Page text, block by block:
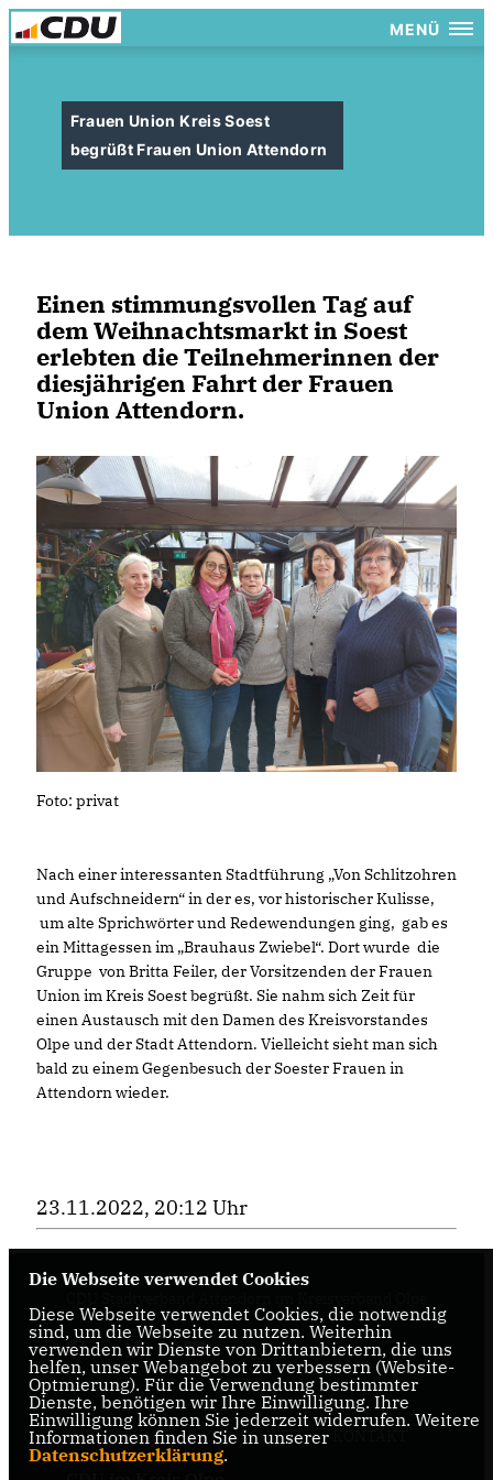
MENÜ
Frauen Union Kreis Soest
begrüßt Frauen Union Attendorn
Einen stimmungsvollen Tag auf
dem Weihnachtsmarkt in Soest
erlebten die Teilnehmerinnen der
diesjährigen Fahrt der Frauen
Union Attendorn.
Foto: privat
Nach einer interessanten Stadtführung „Von Schlitzohren
und Aufschneidern“ in der es, vor historischer Kulisse,
um alte Sprichwörter und Redewendungen ging, gab es
ein Mittagessen im „Brauhaus Zwiebel“. Dort wurde die
Gruppe von Britta Feiler, der Vorsitzenden der Frauen
Union im Kreis Soest begrüßt. Sie nahm sich Zeit für
einen Austausch mit den Damen des Kreisvorstandes
Olpe und der Stadt Attendorn. Vielleicht sieht man sich
bald zu einem Gegenbesuch der Soester Frauen in
Attendorn wieder.
23.11.2022, 20:12 Uhr
IMPRESSUM DATENSCHUTZ
Die Webseite verwendet Cookies
Diese Webseite verwendet Cookies, die notwendig
sind, um die Webseite zu nutzen. Weiterhin
verwenden wir Dienste von Drittanbietern, die uns
helfen, unser Webangebot zu verbessern (Website-
Optmierung). Für die Verwendung bestimmter
Dienste, benötigen wir Ihre Einwilligung. Ihre
Einwilligung können Sie jederzeit widerrufen. Weitere
Informationen finden Sie in unserer
Datenschutzerklärung.